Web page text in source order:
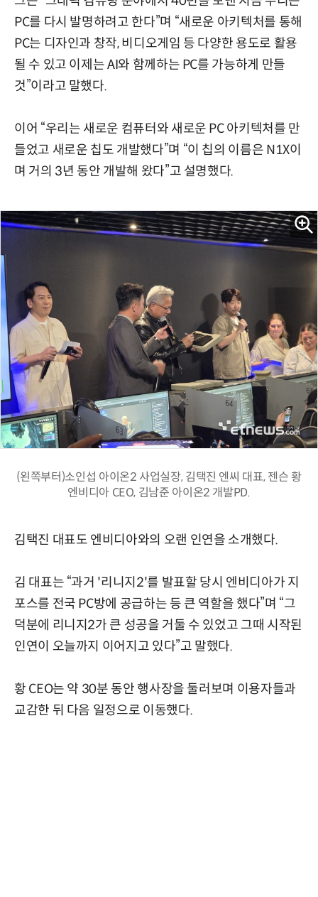
PC를 다시 발명하려고 한다”며 “새로운 아키텍처를 통해
PC는 디자인과 창작, 비디오게임 등 다양한 용도로 활용
될 수 있고 이제는 AI와 함께하는 PC를 가능하게 만들
것”이라고 말했다.
이어 “우리는 새로운 컴퓨터와 새로운 PC 아키텍처를 만
들었고 새로운 칩도 개발했다”며 “이 칩의 이름은 N1X이
며 거의 3년 동안 개발해 왔다”고 설명했다.
(왼쪽부터)소인섭 아이온2 사업실장, 김택진 엔씨 대표, 젠슨 황
엔비디아 CEO, 김남준 아이온2 개발PD.
김택진 대표도 엔비디아와의 오랜 인연을 소개했다.
김 대표는 “과거 '리니지2'를 발표할 당시 엔비디아가 지
포스를 전국 PC방에 공급하는 등 큰 역할을 했다”며 “그
덕분에 리니지2가 큰 성공을 거둘 수 있었고 그때 시작된
인연이 오늘까지 이어지고 있다”고 말했다.
황 CEO는 약 30분 동안 행사장을 둘러보며 이용자들과
교감한 뒤 다음 일정으로 이동했다.